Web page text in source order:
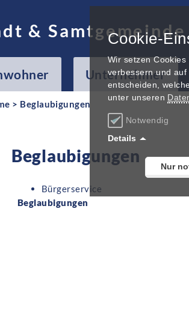
&
Unternehmer
> Beglaubigungen
Beglaubigungen
Bürgerservice
Beglaubigungen
Cookie-
Wir setzen
verbessern und
entscheiden,
unter unseren
Notwendig
Details
Nur